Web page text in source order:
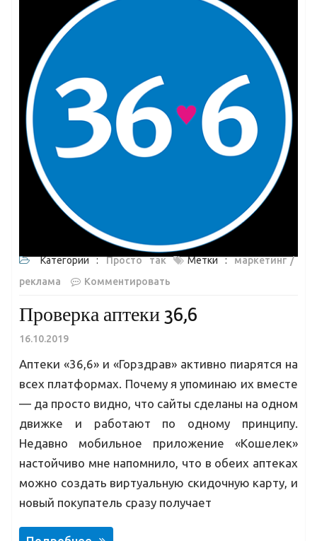
Категории :Просто так Метки :маркетинг
реклама
Комментировать
Проверка аптеки 36,6
16.10.2019
Аптеки «36,6» и «Горздрав» активно пиарятся на
всех платформах. Почему я упоминаю их вместе
— да просто видно, что сайты сделаны на одном
движке и работают по одному принципу.
Недавно мобильное приложение «Кошелек»
настойчиво мне напомнило, что в обеих аптеках
можно создать виртуальную скидочную карту, и
новый покупатель сразу получает